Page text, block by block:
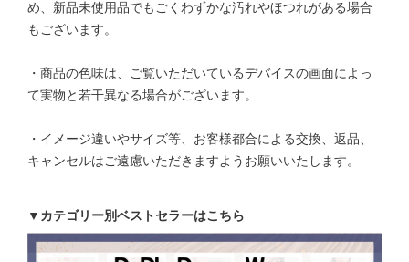
め、新品未使用品でもごくわずかな汚れやほつれがある場合
もございます。
・商品の色味は、ご覧いただいているデバイスの画面によっ
て実物と若干異なる場合がございます。
・イメージ違いやサイズ等、お客様都合による交換、返品、
キャンセルはご遠慮いただきますようお願いいたします。
▼カテゴリー別ベストセラーはこちら